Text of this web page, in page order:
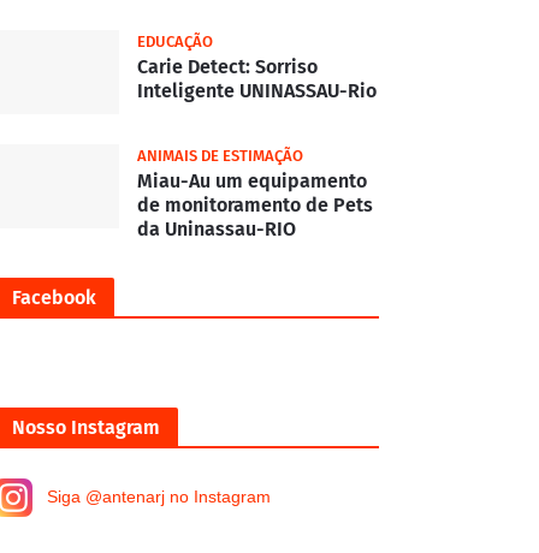
EDUCAÇÃO
Carie Detect: Sorriso
Inteligente UNINASSAU-Rio
ANIMAIS DE ESTIMAÇÃO
Miau-Au um equipamento
de monitoramento de Pets
da Uninassau-RIO
Facebook
Nosso Instagram
Siga @antenarj no Instagram